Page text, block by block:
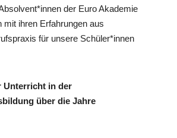
der Euro Akademie
mit ihren Erfahrungen aus
für unsere Schüler*innen
Unterricht in der
über die Jahre